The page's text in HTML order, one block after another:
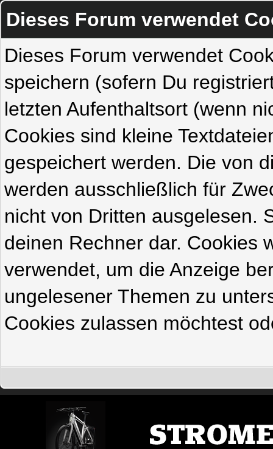
Dieses Forum verwendet
Dieses Forum verwendet
speichern (sofern Du
letzten Aufenthaltsort (wenn
Cookies sind kleine
gespeichert werden. Die von
werden ausschließlich für
nicht von Dritten ausgelesen.
deinen Rechner dar. Cookies
verwendet, um die Anzeige
ungelesener Themen zu
Cookies zulassen möchtest